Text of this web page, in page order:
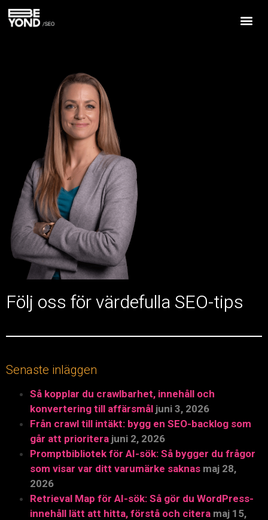
Följ oss för värdefulla SEO-tips
Senaste inläggen
Så kopplar du crawlbarhet, innehåll och
konvertering till affärsmål juni 3, 2026
Från crawl till intäkt: bygg en SEO-backlog som
går att prioritera juni 2, 2026
Promptbibliotek för AI-sök: Så bygger du frågor
som visar var ditt varumärke saknas maj 28,
2026
Retrieval Map för AI-sök: Så gör du WordPress-
innehåll lätt att hitta, förstå och citera maj 15,